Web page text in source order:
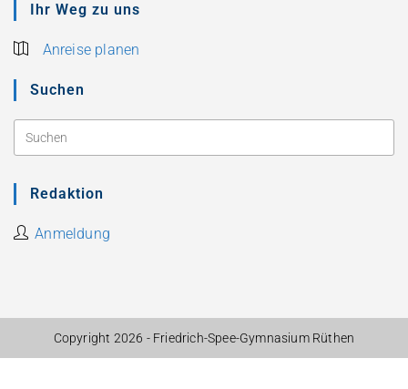
Ihr Weg zu uns
Anreise planen
Suchen
Redaktion
Anmeldung
Copyright 2026 - Friedrich-Spee-Gymnasium Rüthen